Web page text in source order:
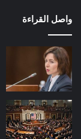
واصل القراءة